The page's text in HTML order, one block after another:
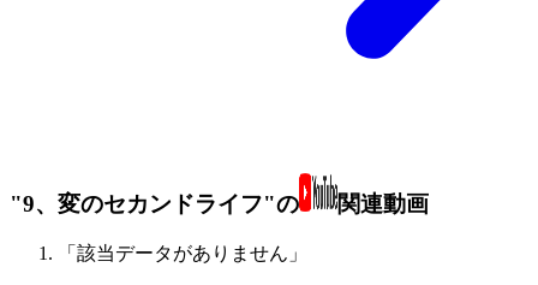
"9、変のセカンドライフ"の 関連動画
「該当データがありません」